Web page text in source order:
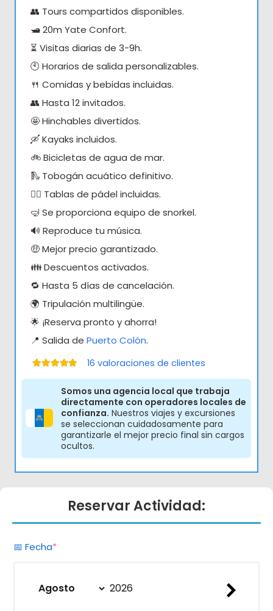
👥 Tours compartidos disponibles.
🛥️ 20m Yate Confort.
⏳ Visitas diarias de 3-9h.
🕙 Horarios de salida personalizables.
🍴 Comidas y bebidas incluidas.
👥 Hasta 12 invitados.
🤩 Hinchables divertidos.
🛶 Kayaks incluidos.
🚲 Bicicletas de agua de mar.
🛝 Tobogán acuático definitivo.
🏄‍♀️ Tablas de pádel incluidas.
🤿 Se proporciona equipo de snorkel.
🔊 Reproduce tu música.
🤑 Mejor precio garantizado.
👪 Descuentos activados.
🔁 Hasta 5 días de cancelación.
🌍 Tripulación multilingüe.
🌟 ¡Reserva pronto y ahorra!
📍 Salida de Puerto Colón.
16 valoraciones de clientes
Somos una agencia local que trabaja
directamente con operadores locales de
confianza. Nuestros viajes y excursiones
se seleccionan cuidadosamente para
garantizarle el mejor precio final sin cargos
ocultos.
Reservar Actividad:
📅 Fecha*